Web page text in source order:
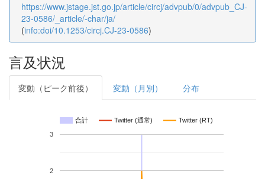
https://www.jstage.jst.go.jp/article/circj/advpub/0/advpub_CJ-
23-0586/_article/-char/ja/
(info:doi/10.1253/circj.CJ-23-0586)
言及状況
変動（ピーク前後） 変動（月別） 分布
合計 Twitter (通常) Twitter (RT)
2
3